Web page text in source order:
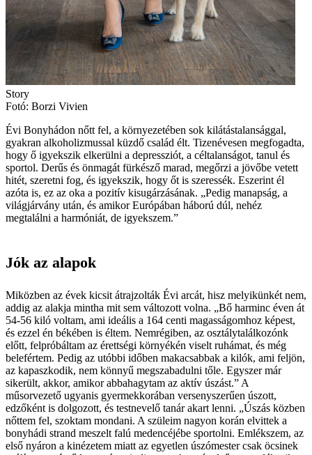
Story
Fotó: Borzi Vivien
Évi Bonyhádon nőtt fel, a környezetében sok kilátástalansággal,
gyakran alkoholizmussal küzdő család élt. Tizenévesen megfogadta,
hogy ő igyekszik elkerülni a depressziót, a céltalanságot, tanul és
sportol. Derűs és önmagát fürkésző marad, megőrzi a jövőbe vetett
hitét, szeretni fog, és igyekszik, hogy őt is szeressék. Eszerint él
azóta is, ez az oka a pozitív kisugárzásának. „Pedig manapság, a
világjárvány után, és amikor Európában háború dúl, nehéz
megtalálni a harmóniát, de igyekszem.”
Jók az alapok
Miközben az évek kicsit átrajzolták Évi arcát, hisz melyikünkét nem,
addig az alakja mintha mit sem változott volna. „Bő harminc éven át
54-56 kiló voltam, ami ideális a 164 centi magasságomhoz képest,
és ezzel én békében is éltem. Nemrégiben, az osztálytalálkozónk
előtt, felpróbáltam az érettségi környékén viselt ruhámat, és még
belefértem. Pedig az utóbbi időben makacsabbak a kilók, ami feljön,
az kapaszkodik, nem könnyű megszabadulni tőle. Egyszer már
sikerült, akkor, amikor abbahagytam az aktív úszást.” A
műsorvezető ugyanis gyermekkorában versenyszerűen úszott,
edzőként is dolgozott, és testnevelő tanár akart lenni. „Úszás közben
nőttem fel, szoktam mondani. A szüleim nagyon korán elvittek a
bonyhádi strand meszelt falú medencéjébe sportolni. Emlékszem, az
első nyáron a kinézetem miatt az egyetlen úszómester csak öcsinek